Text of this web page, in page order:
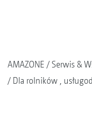
AMAZONE
Serwis &
Dla rolników ,